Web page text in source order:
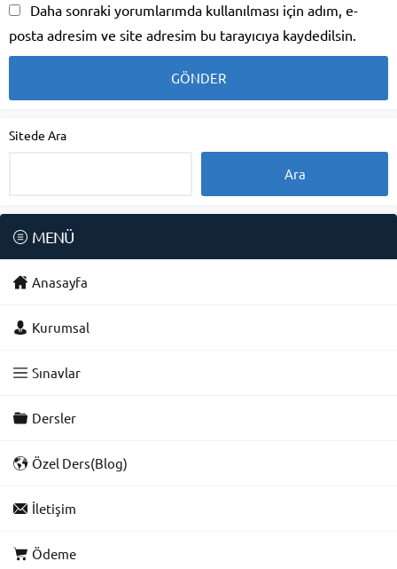
Daha sonraki yorumlarımda kullanılması için adım, e-
posta adresim ve site adresim bu tarayıcıya kaydedilsin.
Sitede Ara
MENÜ
Anasayfa
Kurumsal
Sınavlar
Dersler
Özel Ders(Blog)
İletişim
Ödeme